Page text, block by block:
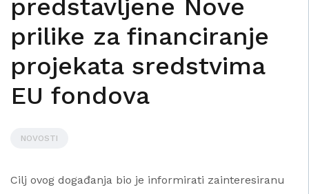
predstavljene Nove
prilike za financiranje
projekata sredstvima
EU fondova
NOVOSTI
Cilj ovog događanja bio je informirati zainteresiranu